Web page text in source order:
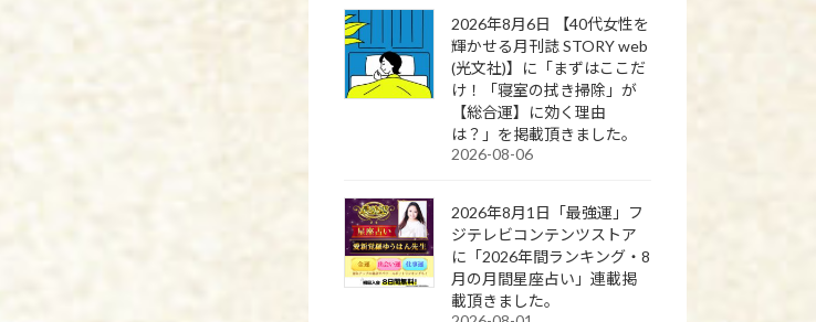
2026年8月6日 【40代女性を
輝かせる月刊誌 STORY web
(光文社)】に「まずはここだ
け！「寝室の拭き掃除」が
【総合運】に効く理由
は？」を掲載頂きました。
2026-08-06
2026年8月1日「最強運」フ
ジテレビコンテンツストア
に「2026年間ランキング・8
月の月間星座占い」連載掲
載頂きました。